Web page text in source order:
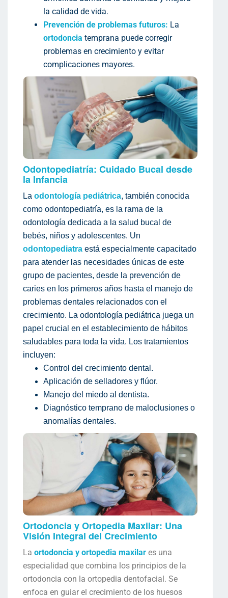
la calidad de vida.
Prevención de problemas futuros: La
ortodoncia temprana puede corregir
problemas en crecimiento y evitar
complicaciones mayores.
Odontopediatría: Cuidado Bucal desde
la Infancia
La odontología pediátrica, también conocida
como odontopediatría, es la rama de la
odontología dedicada a la salud bucal de
bebés, niños y adolescentes. Un
odontopediatra está especialmente capacitado
para atender las necesidades únicas de este
grupo de pacientes, desde la prevención de
caries en los primeros años hasta el manejo de
problemas dentales relacionados con el
crecimiento. La odontología pediátrica juega un
papel crucial en el establecimiento de hábitos
saludables para toda la vida. Los tratamientos
incluyen:
Control del crecimiento dental.
Aplicación de selladores y flúor.
Manejo del miedo al dentista.
Diagnóstico temprano de maloclusiones o
anomalías dentales.
Ortodoncia y Ortopedia Maxilar: Una
Visión Integral del Crecimiento
La ortodoncia y ortopedia maxilar es una
especialidad que combina los principios de la
ortodoncia con la ortopedia dentofacial. Se
enfoca en guiar el crecimiento de los huesos